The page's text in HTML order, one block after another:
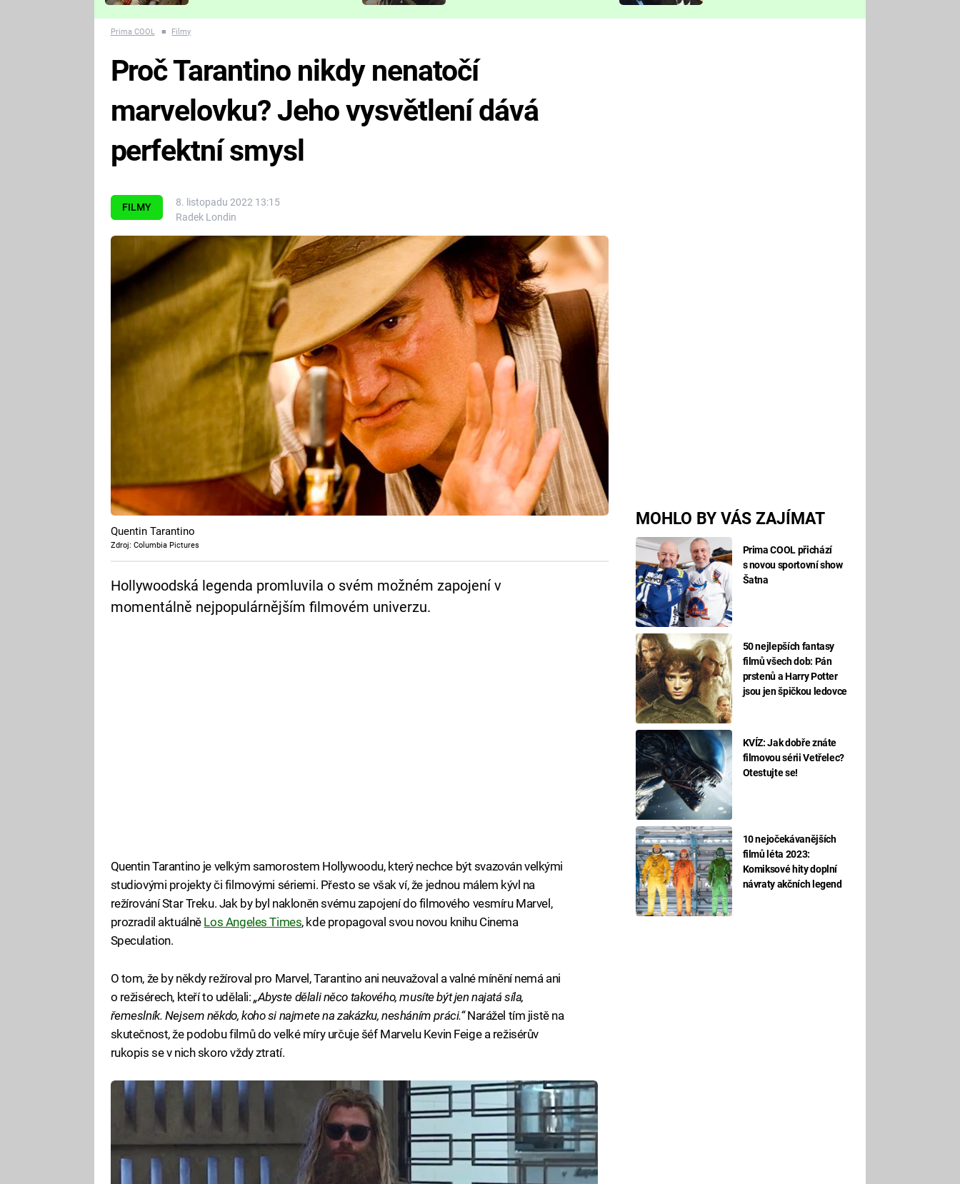
nejvíc zvednou tep?
Prima COOL ■ Filmy
FILMY
8. listopadu 2022 13:15
Radek Londin
MOHLO BY VÁS ZAJÍMAT
Prima COOL přichází
s novou sportovní show
Šatna
50 nejlepších fantasy
filmů všech dob: Pán
prstenů a Harry Potter
jsou jen špičkou ledovce
KVÍZ: Jak dobře znáte
filmovou sérii Vetřelec?
Otestujte se!
10 nejočekávanějších
filmů léta 2023:
Komiksové hity doplní
návraty akčních legend
Proč Tarantino nikdy nenatočí
marvelovku? Jeho vysvětlení dává
perfektní smysl
Quentin Tarantino
Zdroj: Columbia Pictures
Hollywoodská legenda promluvila o svém možném zapojení v
momentálně nejpopulárnějším filmovém univerzu.
Quentin Tarantino je velkým samorostem Hollywoodu, který nechce být svazován velkými
studiovými projekty či filmovými sériemi. Přesto se však ví, že jednou málem kývl na
režírování Star Treku. Jak by byl nakloněn svému zapojení do filmového vesmíru Marvel,
prozradil aktuálně Los Angeles Times, kde propagoval svou novou knihu Cinema
Speculation.
O tom, že by někdy režíroval pro Marvel, Tarantino ani neuvažoval a valné mínění nemá ani
o režisérech, kteří to udělali: „Abyste dělali něco takového, musíte být jen najatá síla,
řemeslník. Nejsem někdo, koho si najmete na zakázku, nesháním práci.“Narážel tím jistě na
skutečnost, že podobu filmů do velké míry určuje šéf Marvelu Kevin Feige a režisérův
rukopis se v nich skoro vždy ztratí.